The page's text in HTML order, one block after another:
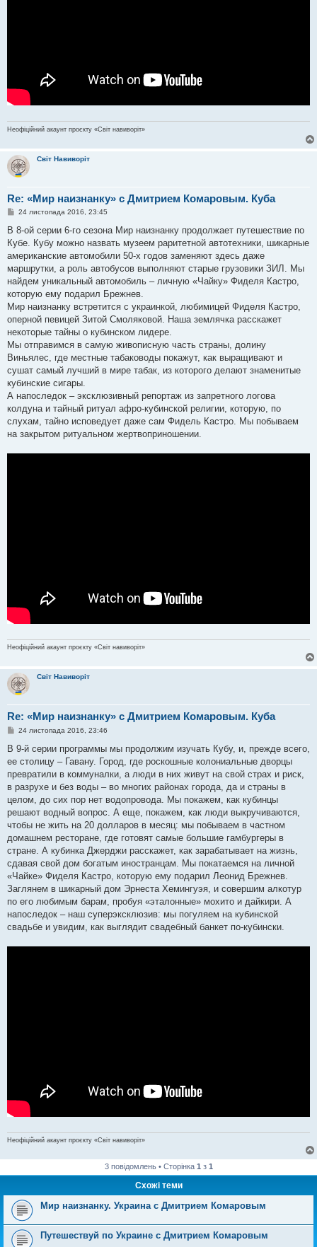
Неофіційний акаунт проєкту «Світ навиворіт»
Світ Навиворіт
Re: «Мир наизнанку» с Дмитрием Комаровым. Куба
П
в
д
о
л
е
н
я
24 листопада 2016, 23:45
В 8-ой серии 6-го сезона Мир наизнанку продолжает путешествие по
Кубе. Кубу можно назвать музеем раритетной автотехники, шикарные
американские автомобили 50-х годов заменяют здесь даже
маршрутки, а роль автобусов выполняют старые грузовики ЗИЛ. Мы
найдем уникальный автомобиль – личную «Чайку» Фиделя Кастро,
которую ему подарил Брежнев.
Мир наизнанку встретится с украинкой, любимицей Фиделя Кастро,
оперной певицей Зитой Смоляковой. Наша землячка расскажет
некоторые тайны о кубинском лидере.
Мы отправимся в самую живописную часть страны, долину
Виньялес, где местные табаководы покажут, как выращивают и
сушат самый лучший в мире табак, из которого делают знаменитые
кубинские сигары.
А напоследок – эксклюзивный репортаж из запретного логова
колдуна и тайный ритуал афро-кубинской религии, которую, по
слухам, тайно исповедует даже сам Фидель Кастро. Мы побываем
на закрытом ритуальном жертвоприношении.
Неофіційний акаунт проєкту «Світ навиворіт»
Світ Навиворіт
Re: «Мир наизнанку» с Дмитрием Комаровым. Куба
П
в
д
о
л
е
н
я
24 листопада 2016, 23:46
В 9-й серии программы мы продолжим изучать Кубу, и, прежде всего,
ее столицу – Гавану. Город, где роскошные колониальные дворцы
превратили в коммуналки, а люди в них живут на свой страх и риск,
в разрухе и без воды – во многих районах города, да и страны в
целом, до сих пор нет водопровода. Мы покажем, как кубинцы
решают водный вопрос. А еще, покажем, как люди выкручиваются,
чтобы не жить на 20 долларов в месяц: мы побываем в частном
домашнем ресторане, где готовят самые большие гамбургеры в
стране. А кубинка Джерджи расскажет, как зарабатывает на жизнь,
сдавая свой дом богатым иностранцам. Мы покатаемся на личной
«Чайке» Фиделя Кастро, которую ему подарил Леонид Брежнев.
Заглянем в шикарный дом Эрнеста Хемингуэя, и совершим алкотур
по его любимым барам, пробуя «эталонные» мохито и дайкири. А
напоследок – наш суперэксклюзив: мы погуляем на кубинской
свадьбе и увидим, как выглядит свадебный банкет по-кубински.
Неофіційний акаунт проєкту «Світ навиворіт»
3 повідомлень • Сторінка 1з 1
Схожі теми
Мир наизнанку. Украина с Дмитрием Комаровым
Путешествуй по Украине с Дмитрием Комаровым